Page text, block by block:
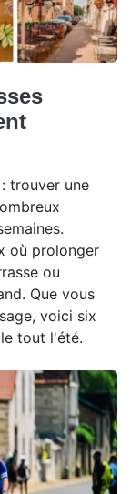
trouver une
où prolonger
ou
Que vous
voici six
tout l'été.